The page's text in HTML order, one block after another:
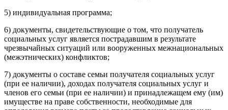
5) индивидуальная программа;
6) документы, свидетельствующие о том, что получатель
социальных услуг является пострадавшим в результате
чрезвычайных ситуаций или вооруженных межнациональных
(межэтнических) конфликтов;
7) документы о составе семьи получателя социальных услуг
(при ее наличии), доходах получателя социальных услуг и
членов его семьи (при ее наличии) и принадлежащем ему (им)
имуществе на праве собственности, необходимые для